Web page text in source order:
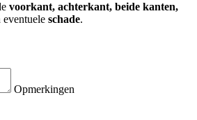
voorkant, achterkant, beide kanten,
eventuele schade.
Opmerkingen